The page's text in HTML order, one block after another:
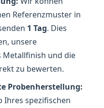
Referenzmuster in
1 Tag. Dies
unsere
Metallfinish und die
zu bewerten.
Probenherstellung:
Ihres spezifischen